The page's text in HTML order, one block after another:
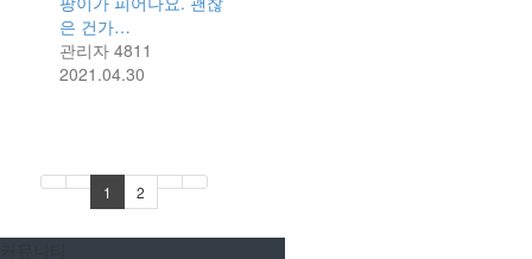
은 건가…
관리자 4811
2021.04.30
1 2